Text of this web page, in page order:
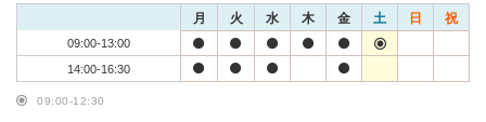
月 火 水 木 金 土 日 祝
09:00-13:00
14:00-16:30
09:00-12:30